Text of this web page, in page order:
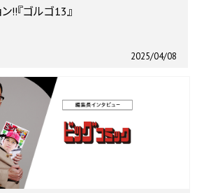
!!『ゴルゴ13』
2025/04/08